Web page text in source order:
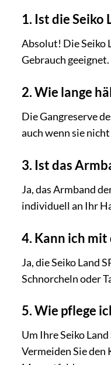
1. Ist die Seiko
Absolut! Die Seiko
Gebrauch
2. Wie lange
Die Gangreserve
auch wenn sie
3. Ist das
Ja, das Armband
individuell an Ihr
4. Kann ich mit
Ja, die Seiko Land
Schnorcheln oder
5. Wie pflege
Um Ihre Seiko
Vermeiden Sie den